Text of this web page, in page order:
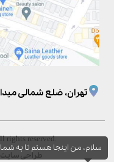
سلام، من اینجا هستم تا به
تهران، ضلع شمالی
rights reserved.
طراحی